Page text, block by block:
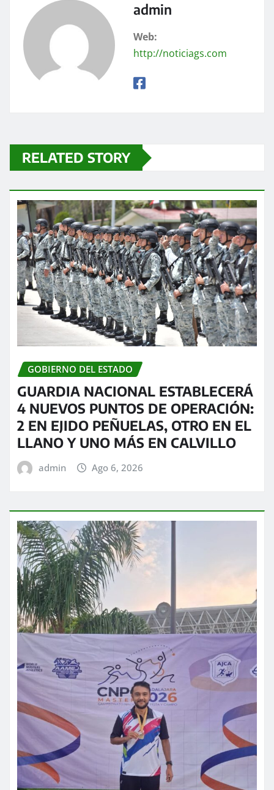
admin
Web:
http://noticiags.com
RELATED STORY
GOBIERNO DEL ESTADO
GUARDIA NACIONAL ESTABLECERÁ
4 NUEVOS PUNTOS DE OPERACIÓN:
2 EN EJIDO PEÑUELAS, OTRO EN EL
LLANO Y UNO MÁS EN CALVILLO
admin Ago 6, 2026